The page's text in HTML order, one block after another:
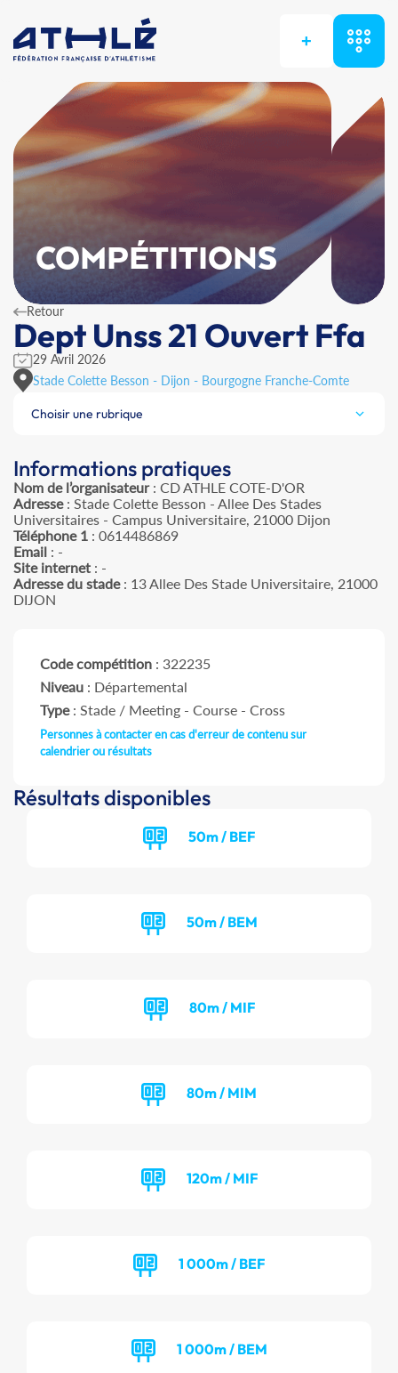
+
COMPÉTITIONS
Retour
Dept Unss 21 Ouvert Ffa
29 Avril 2026
Stade Colette Besson - Dijon - Bourgogne Franche-Comte
Choisir une rubrique
Informations pratiques
Nom de l’organisateur: CD ATHLE COTE-D'OR
Adresse: Stade Colette Besson - Allee Des Stades
Universitaires - Campus Universitaire, 21000 Dijon
Téléphone 1 : 0614486869
Email : -
Site internet : -
Adresse du stade: 13 Allee Des Stade Universitaire, 21000
DIJON
Code compétition : 322235
Niveau : Départemental
Type: Stade / Meeting - Course - Cross
Personnes à contacter en cas d'erreur de contenu sur
calendrier ou résultats
Résultats disponibles
50m / BEF
50m / BEM
80m / MIF
80m / MIM
120m / MIF
1 000m / BEF
1 000m / BEM